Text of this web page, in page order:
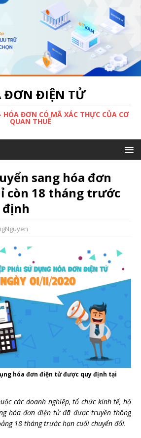
ĐƠN ĐIỆN TỬ
ĐƠN CÓ MÃ XÁC THỰC CỦA CƠ
QUAN THUẾ
sang hóa đơn
còn 18 tháng trước
hóa đơn điện tử được quy định tại
các doanh nghiệp, tổ chức kinh tế, hộ
hóa đơn điện tử đã được truyền thông
18 tháng trước hạn cuối chuyển đổi.